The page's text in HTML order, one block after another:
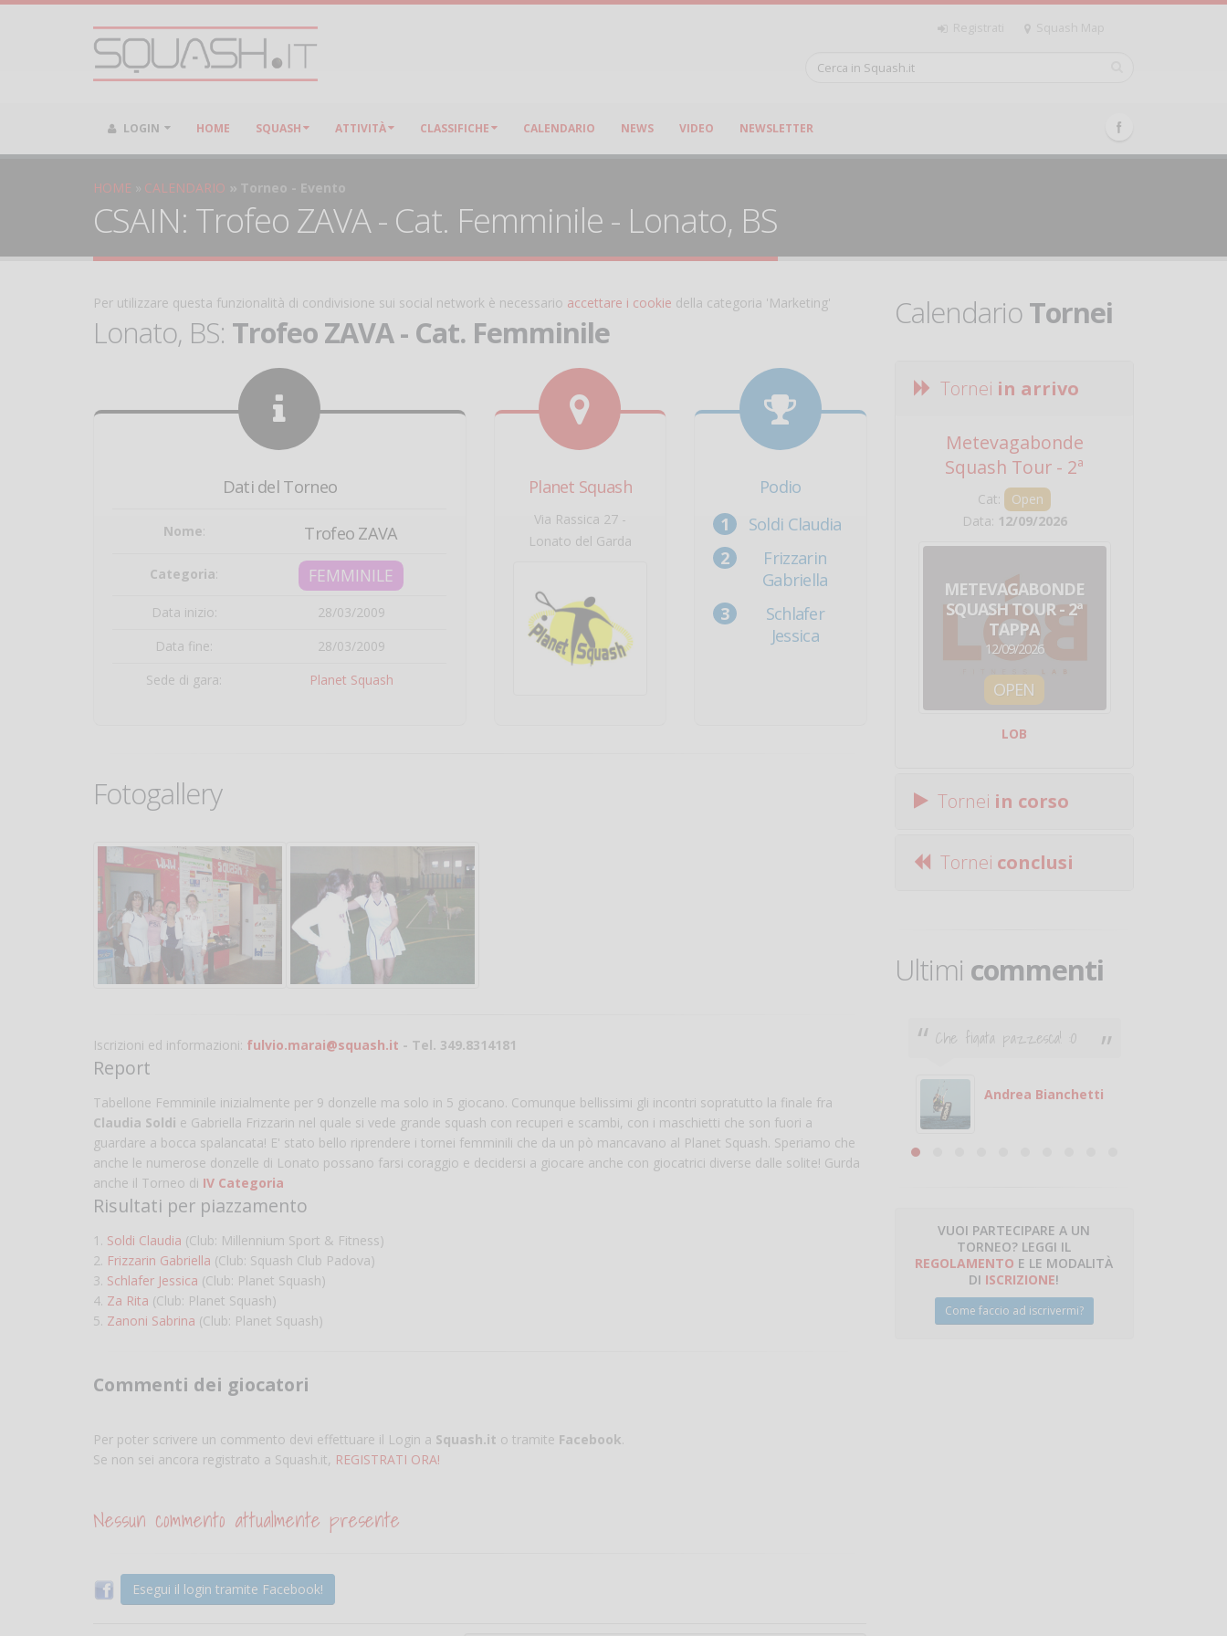
Registrati Squash Map
LOGIN HOME SQUASH ATTIVITÀ CLASSIFICHE CALENDARIO NEWS VIDEO NEWSLETTER
HOME CALENDARIO Torneo - Evento
CSAIN: Trofeo ZAVA - Cat. Femminile - Lonato, BS
Per utilizzare questa funzionalità di condivisione sui social network è necessario accettare i cookie della categoria 'Marketing'
Lonato, BS: Trofeo ZAVA - Cat. Femminile
Dati del Torneo
Nome: Trofeo ZAVA
Categoria: FEMMINILE
Data inizio:
28/03/2009
Data fine:
28/03/2009
Sede di gara:
Planet Squash
Planet Squash
Via Rassica 27 -
Lonato del Garda
Podio
Soldi Claudia
Frizzarin
Gabriella
Schlafer
Jessica
Fotogallery
Iscrizioni ed informazioni: fulvio.marai@squash.it - Tel. 349.8314181
Report
Tabellone Femminile inizialmente per 9 donzelle ma solo in 5 giocano. Comunque bellissimi gli incontri sopratutto la finale fra
Claudia Soldi e Gabriella Frizzarin nel quale si vede grande squash con recuperi e scambi, con i maschietti che son fuori a
guardare a bocca spalancata! E' stato bello riprendere i tornei femminili che da un pò mancavano al Planet Squash. Speriamo che
anche le numerose donzelle di Lonato possano farsi coraggio e decidersi a giocare anche con giocatrici diverse dalle solite! Gurda
anche il Torneo di IV Categoria
Risultati per piazzamento
1. Soldi Claudia (Club: Millennium Sport & Fitness)
2. Frizzarin Gabriella (Club: Squash Club Padova)
3. Schlafer Jessica (Club: Planet Squash)
4. Za Rita (Club: Planet Squash)
5. Zanoni Sabrina (Club: Planet Squash)
Commenti dei giocatori
Per poter scrivere un commento devi effettuare il Login a Squash.it o tramite Facebook.
Se non sei ancora registrato a Squash.it, REGISTRATI ORA!
Nessun commento attualmente presente
Esegui il login tramite Facebook!
CalendarioTornei
Tornei in arrivo
Metevagabonde
Squash Tour - 2ª
Tappa
Cat:
Open
Data: 12/09/2026
METEVAGABONDE
SQUASH TOUR - 2ª
TAPPA
12/09/2026
OPEN
LOB
Tornei in corso
Tornei conclusi
Ultimi commenti
il campo per giocare con
un mio amico?
Devo chiamare il numero
telefonico o si può fare
online?
Che figata pazzesca! :O
Andrea Bianchetti
VUOI PARTECIPARE A UN
TORNEO? LEGGI IL
REGOLAMENTO E LE MODALITÀ
DI ISCRIZIONE!
Come faccio ad iscrivermi?